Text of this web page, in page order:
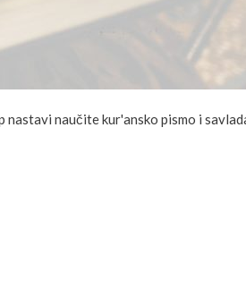
naučite kur'ansko pismo i